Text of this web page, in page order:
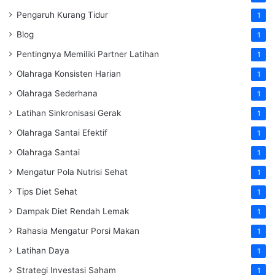
Pengaruh Kurang Tidur 1
Blog 1
Pentingnya Memiliki Partner Latihan 1
Olahraga Konsisten Harian 1
Olahraga Sederhana 1
Latihan Sinkronisasi Gerak 1
Olahraga Santai Efektif 1
Olahraga Santai 1
Mengatur Pola Nutrisi Sehat 1
Tips Diet Sehat 1
Dampak Diet Rendah Lemak 1
Rahasia Mengatur Porsi Makan 1
Latihan Daya 1
Strategi Investasi Saham 1